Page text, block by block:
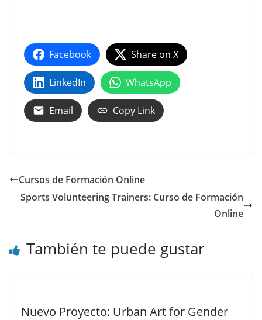
Facebook Share on X
LinkedIn WhatsApp
Email Copy Link
Cursos de Formación Online
Sports Volunteering Trainers: Curso de Formación
Online
También te puede gustar
Nuevo Proyecto: Urban Art for Gender